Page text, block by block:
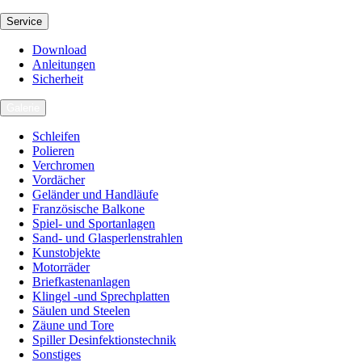
Service
Download
Anleitungen
Sicherheit
Schleifen
Polieren
Verchromen
Vordächer
Geländer und Handläufe
Französische Balkone
Spiel- und Sportanlagen
Sand- und Glasperlenstrahlen
Kunstobjekte
Motorräder
Briefkastenanlagen
Klingel -und Sprechplatten
Säulen und Steelen
Zäune und Tore
Spiller Desinfektionstechnik
Sonstiges